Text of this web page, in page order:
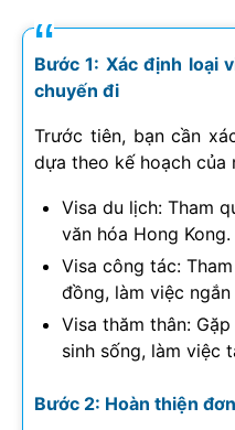
Bước 1: Xác định loại
chuyến đi
Trước tiên, bạn cần
dựa theo kế hoạch của
Visa du lịch: Tham
văn hóa Hong Kong.
Visa công tác:
đồng, làm việc ngắn
Visa thăm thân:
sinh sống, làm việc
Bước 2: Hoàn thiện